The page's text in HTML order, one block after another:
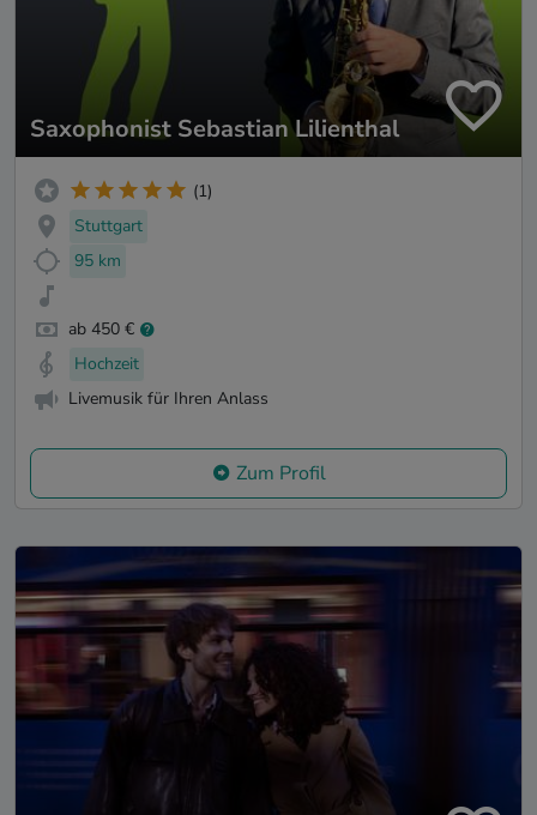
Saxophonist Sebastian Lilienthal
(1)
Stuttgart
95 km
ab 450 €
Hochzeit
Livemusik für Ihren Anlass
Zum Profil